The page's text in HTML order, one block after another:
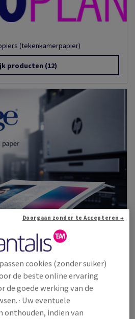
(tekenkamerpapier)
producten (12)
cookies (zonder suiker)
de beste online ervaring
de goede werking van de
· Uw eventuele
onthouden, indien van
Doorgaan zonder te Accepteren →